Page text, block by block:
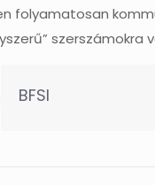
folyamatosan
BFSI